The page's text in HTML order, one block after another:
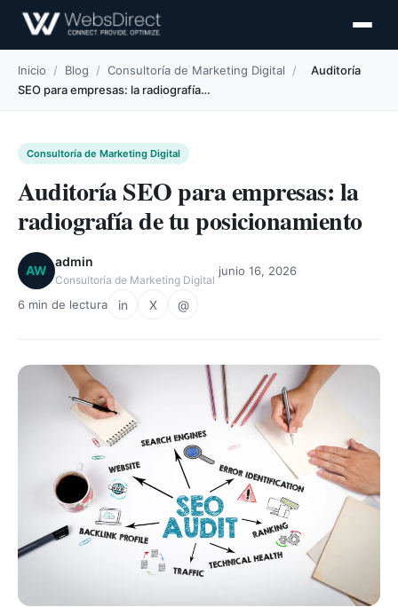
Inicio / Blog / Consultoría de Marketing Digital /
Auditoría
SEO para empresas: la radiografía…
Consultoría de Marketing Digital
Auditoría SEO para empresas: la
radiografía de tu posicionamiento
AW
admin
Consultoría de Marketing Digital
junio 16, 2026
6 min de lectura in X @